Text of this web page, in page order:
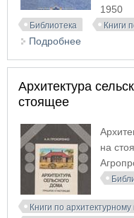
1950
Библиотека Книги
Подробнее
Архитектура
стоящее
на
Книги по